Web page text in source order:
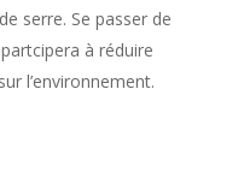
serre. Se passer de
à réduire
l’environnement.